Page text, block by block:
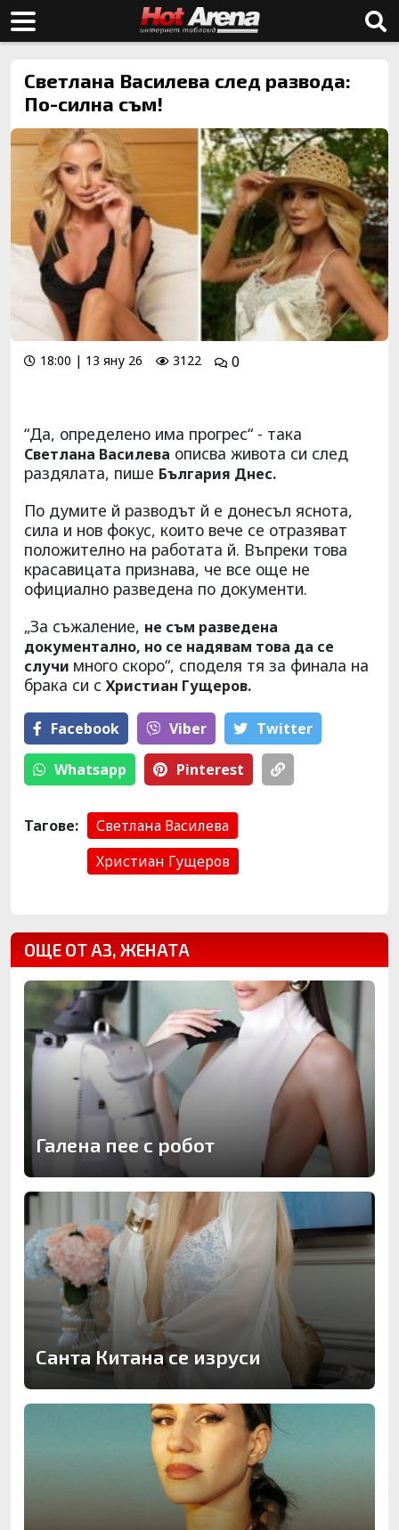
Светлана Василева след развода:
По-силна съм!
18:00 | 13 яну 26 3122 0
“Да, определено има прогрес“ - така
Светлана Василева описва живота си след
раздялата, пише България Днес.
По думите й разводът й е донесъл яснота,
сила и нов фокус, които вече се отразяват
положително на работата й. Въпреки това
красавицата признава, че все още не
официално разведена по документи.
„За съжаление, не съм разведена
документално, но се надявам това да се
случи много скоро“, споделя тя за финала на
брака си с Христиан Гущеров.
Facebook Viber Тwitter
Whatsapp Pinterest
Тагове:
Светлана Василева
Христиан Гущеров
ОЩЕ ОТ АЗ, ЖЕНАТА
Галена пее с робот
Санта Китана се изруси